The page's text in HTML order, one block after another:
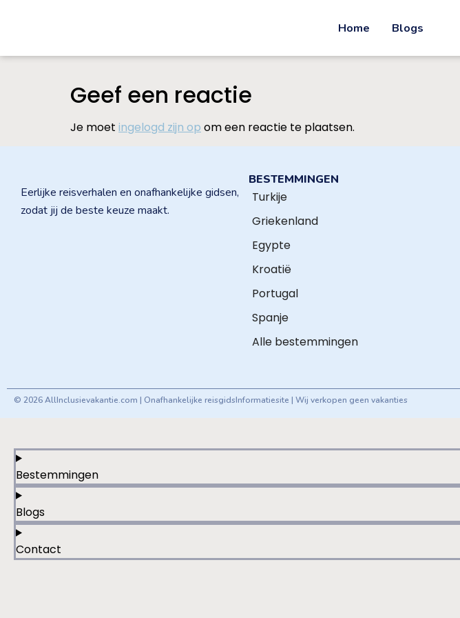
Home Blogs
Geef een reactie
Je moet ingelogd zijn op om een reactie te plaatsen.
Eerlijke reisverhalen en onafhankelijke gidsen,
zodat jij de beste keuze maakt.
BESTEMMINGEN
Turkije
Griekenland
Egypte
Kroatië
Portugal
Spanje
Alle bestemmingen
© 2026 AllInclusievakantie.com | Onafhankelijke reisgidsInformatiesite | Wij verkopen geen vakanties
Bestemmingen
Blogs
Contact